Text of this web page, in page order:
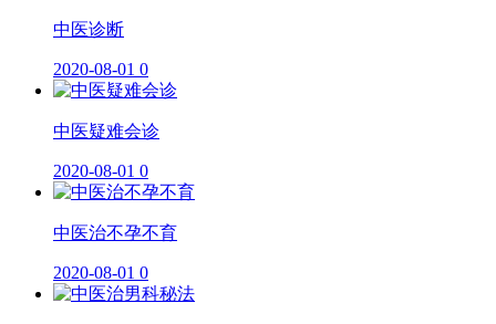
​中医诊断
2020-08-01 0
中医疑难会诊
2020-08-01 0
中医治不孕不育
2020-08-01 0